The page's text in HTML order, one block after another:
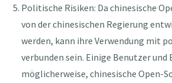
Politische Risiken: Da chinesische
von der chinesischen Regierung
werden, kann ihre Verwendung mit
verbunden sein. Einige Benutzer
möglicherweise, chinesische Open-